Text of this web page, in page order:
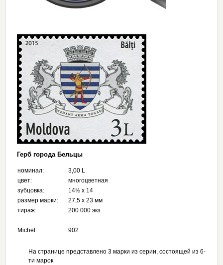
Герб города Бельцы
номинал:
3,00 L
цвет:
многоцветная
зубцовка:
14½ х 14
размер марки:
27,5 x 23 мм
тираж:
200 000 экз.
Michel: 902
На странице представлено 3 марки из серии, состоящей из 6-
ти марок